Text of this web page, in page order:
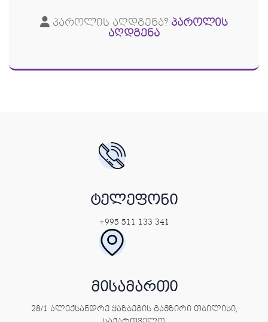
პაროლის აღდგენა? პაროლის
აღდგენა
ტელეფონი
+995 511 133 341
მისამართი
28/1 ალექსანდრე ყაზბეგის გამზირი თბილისი,